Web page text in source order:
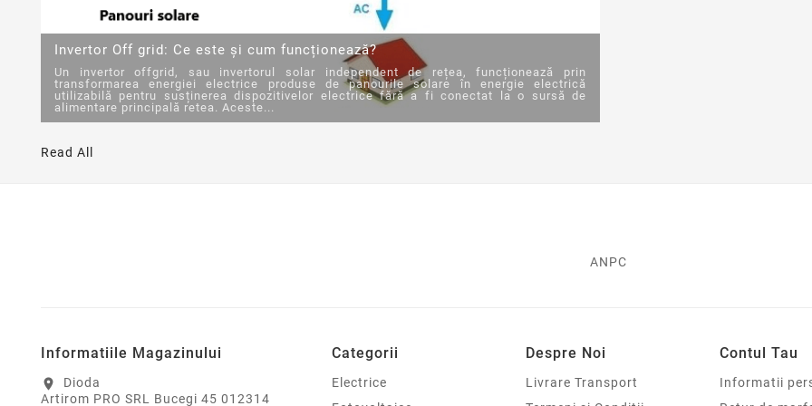
Invertor Off grid: Ce este și cum funcționează?
Un invertor offgrid, sau invertorul solar independent de rețea, funcționează prin
transformarea energiei electrice produse de panourile solare în energie electrică
utilizabilă pentru susținerea dispozitivelor electrice fără a fi conectat la o sursă de
alimentare principală retea. Aceste...
Read All
ANPC
Informatiile Magazinului
location_on
Dioda
Artirom PRO SRL Bucegi 45 012314
Categorii
Electrice
Despre Noi
Livrare Transport
Contul Tau
Informatii